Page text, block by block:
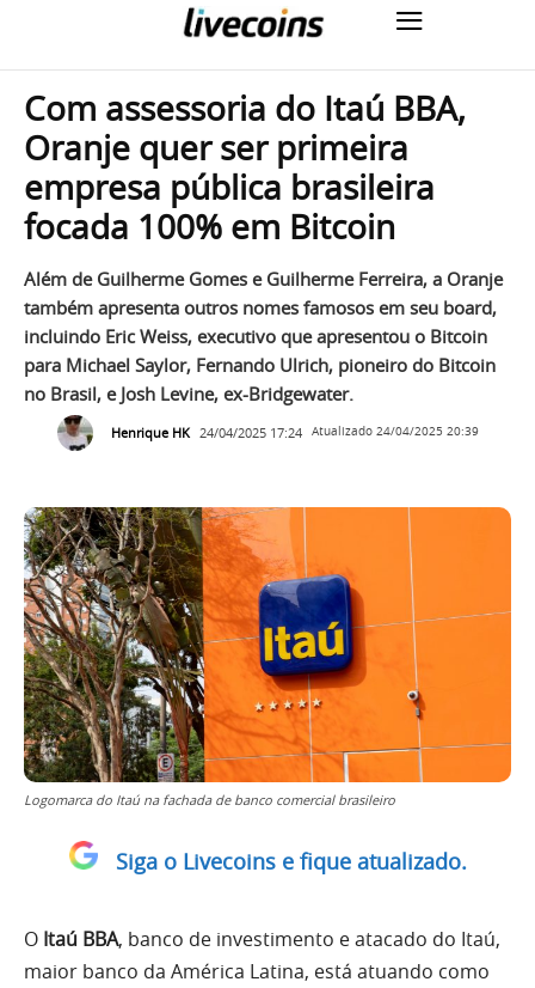
Com assessoria do Itaú BBA,
Oranje quer ser primeira
empresa pública brasileira
focada 100% em Bitcoin
Além de Guilherme Gomes e Guilherme Ferreira, a Oranje
também apresenta outros nomes famosos em seu board,
incluindo Eric Weiss, executivo que apresentou o Bitcoin
para Michael Saylor, Fernando Ulrich, pioneiro do Bitcoin
no Brasil, e Josh Levine, ex-Bridgewater.
Henrique HK 24/04/2025 17:24 Atualizado 24/04/2025 20:39
Logomarca do Itaú na fachada de banco comercial brasileiro
Siga o Livecoins e fique atualizado.
O Itaú BBA, banco de investimento e atacado do Itaú,
maior banco da América Latina, está atuando como